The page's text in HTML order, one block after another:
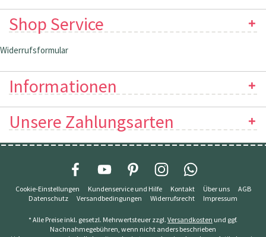
Shop Service
Widerrufsformular
Informationen
Unsere Zahlungsarten
Cookie-Einstellungen Kundenservice und Hilfe Kontakt Über uns
AGB
Datenschutz
Versandbedingungen Widerrufsrecht Impressum
* Alle Preise inkl. gesetzl. Mehrwertsteuer zzgl. Versandkosten und ggf.
Nachnahmegebühren, wenn nicht anders beschrieben